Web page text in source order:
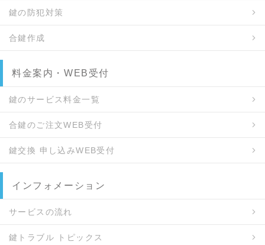
明見町 / 東板谷 / 東鶉 / 東改田 / 東改田腰前田 / 東改
東駒爪町 / 東材木町 / 東島 / 東中島 / 日置江 / 彦坂 /
/ 日ノ出町 / 日ノ本町 / 雲雀ケ丘 / 雲雀町 / 旭見ケ池
福富笠海道 / 福富町田 / 福富天神前 / 福富出口 / 福富
/ 古市場 / 古市場老ノ上 / 古市場神田 / 古市場高田 /
和通 / 弁天町 / 宝来町 / 細畑 / 細畑華南 / 細畑塚浦 /
中ノ町 / 本荘西 / 本荘町 / 本町 / 前一色 / 前一色西町
町 / 交人 / 益屋町 / 又丸 / 又丸町畑 / 又丸津島 / 又丸
町 / 松原町 / 松屋町 / 松山町 / 万年町 / 万力町 / 美江
鍵の防犯対策
合鍵作成
料金案内・WEB受付
鍵のサービス料金一覧
合鍵のご注文WEB受付
鍵交換 申し込みWEB受付
インフォメーション
サービスの流れ
鍵トラブル トピックス